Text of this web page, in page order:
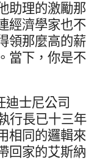
助理的激勵那
經濟學家也不
領那麼高的薪
當下，你是不
迪士尼公司
行長已十三年
相同的邏輯來
回家的艾斯納